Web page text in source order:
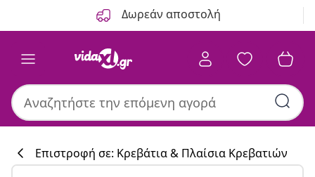
Δωρεάν αποστολή
Επιστροφή σε: Κρεβάτια & Πλαίσια Κρεβατιών